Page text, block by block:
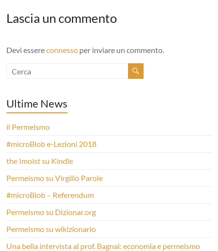
Lascia un commento
Devi essereconnesso per inviare un commento.
Ultime News
il Permeismo
#microBlob e-Lezioni 2018
the Imoist su Kindle
Permeismo su Virgilio Parole
#microBlob – Referendum
Permeismo su Dizionar.org
Permeismo su wikizionario
Una bella intervista al prof. Bagnai: economia e permeismo